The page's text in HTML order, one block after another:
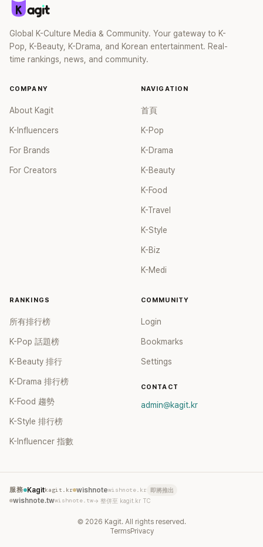
件。 回顧李智惠的演藝路，她於 1998 年以混聲團體 S#arp 成
員身分出道，該團在 2000 年代初期紅極一時，由李智惠、徐
智英兩位女成員，以及張錫炫、Chris Kim 兩位男成員組成。不
過後來爆出長達四年的團內霸凌風波，甚至傳出徐智英母親對
李智惠言語辱罵、動手等爭議，最終團體於 2002 年解散。 團
女兒，一家四口生活幸福美滿。如今除了持續活躍於綜藝節
受網友喜愛，再度迎來事業第二春。
Global K-Culture Media & Community. Your gateway to K-
Pop, K-Beauty, K-Drama, and Korean entertainment. Real-
time rankings, news, and community.
COMPANY
About Kagit
K-Influencers
For Brands
For Creators
NAVIGATION
首頁
K-Pop
K-Drama
K-Beauty
K-Food
K-Travel
K-Style
K-Biz
K-Medi
RANKINGS
所有排行榜
K-Pop 話題榜
K-Beauty 排行
K-Drama 排行榜
K-Food 趨勢
K-Style 排行榜
K-Influencer 指數
COMMUNITY
Login
Bookmarks
Settings
CONTACT
admin@kagit.kr
服務 Kagitkagit.kr wishnotewishnote.kr 即將推出
wishnote.twwishnote.tw→ 整併至 kagit.kr TC
© 2026 Kagit. All rights reserved.
TermsPrivacy